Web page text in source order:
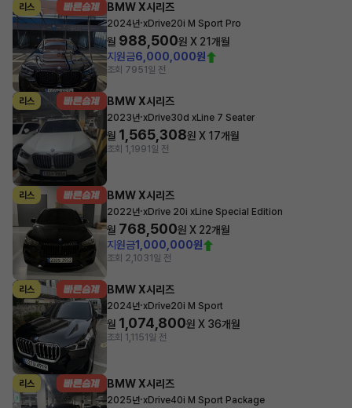
리스 BMW X시리즈
2024년·xDrive20i M Sport Pro
월 988,500원 X 21개월
지원금6,000,000원
조회 7951일 전
리스 BMW X시리즈
2023년·xDrive30d xLine 7 Seater
월 1,565,308원 X 17개월
조회 1,1991일 전
리스 BMW X시리즈
2022년·xDrive 20i xLine Special Edition
월 768,500원 X 22개월
지원금1,000,000원
조회 2,1031일 전
리스 BMW X시리즈
2024년·xDrive20i M Sport
월 1,074,800원 X 36개월
조회 1,1151일 전
리스 BMW X시리즈
2025년·xDrive40i M Sport Package